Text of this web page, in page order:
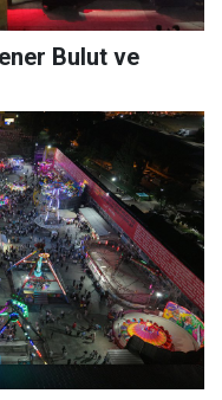
Bulut ve